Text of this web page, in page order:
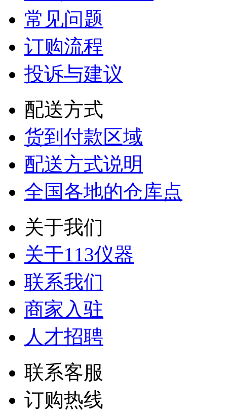
常见问题
订购流程
投诉与建议
配送方式
货到付款区域
配送方式说明
全国各地的仓库点
关于我们
关于113仪器
联系我们
商家入驻
人才招聘
联系客服
订购热线